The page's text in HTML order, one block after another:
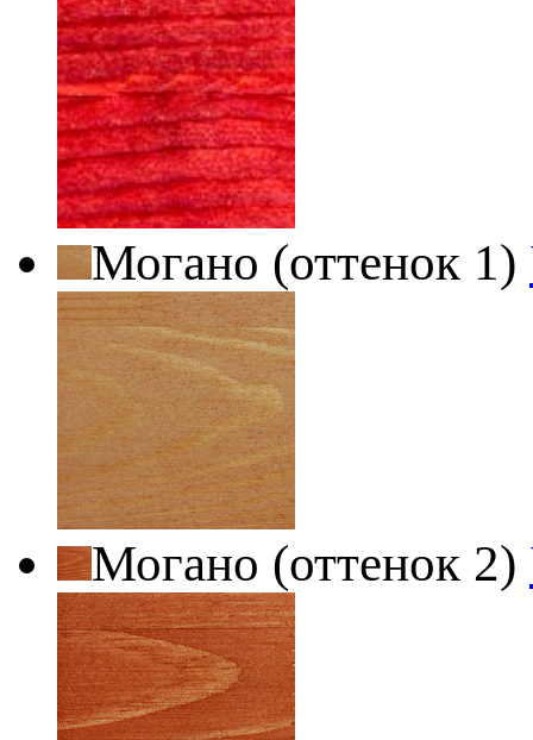
Могано (оттенок 1)
Могано (оттенок 2)